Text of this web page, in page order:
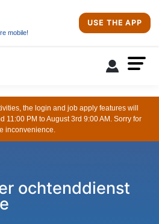
mobile!
USE THE APP
the login and job apply features will
11:00 PM to August 3rd 9:00 AM. Sorry for
inconvenience.
ochtenddienst